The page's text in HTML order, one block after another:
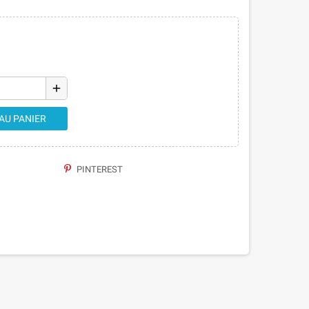
add
PANIER
PINTEREST